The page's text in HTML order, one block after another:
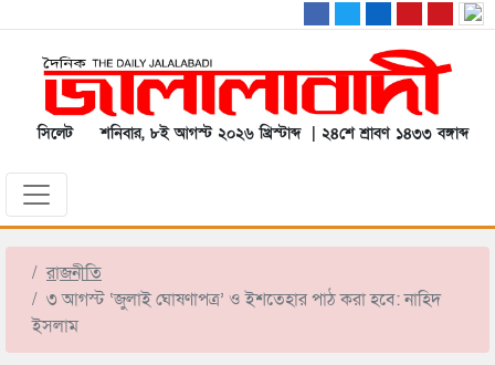
সিলেট শনিবার, ৮ই আগস্ট ২০২৬ খ্রিস্টাব্দ | ২৪শে শ্রাবণ ১৪৩৩ বঙ্গাব্দ
রাজনীতি
৩ আগস্ট ‘জুলাই ঘোষণাপত্র’ ও ইশতেহার পাঠ করা হবে: নাহিদ
ইসলাম